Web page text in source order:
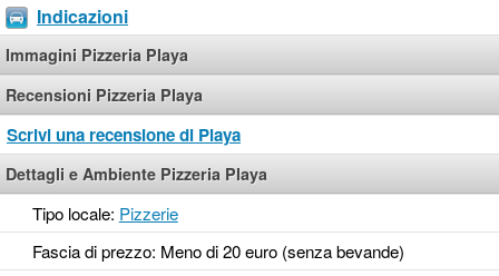
Indicazioni
Immagini Pizzeria Playa
Recensioni Pizzeria Playa
Scrivi una recensione di Playa
Dettagli e Ambiente Pizzeria Playa
Tipo locale: Pizzerie
Fascia di prezzo: Meno di 20 euro (senza bevande)